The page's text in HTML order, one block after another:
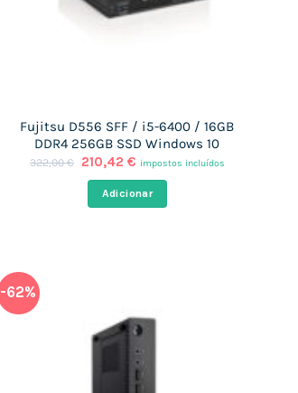
Fujitsu D556 SFF / i5-6400 / 16GB
DDR4 256GB SSD Windows 10
322,00€
O
original
era:
210,42 €O
atual
é:
impostos incluídos
Adicionar
-62%